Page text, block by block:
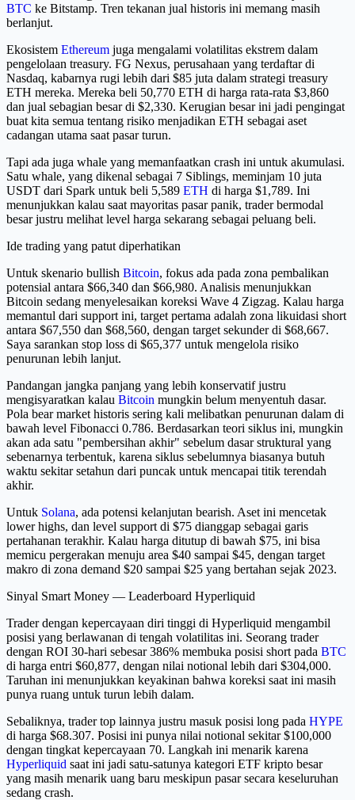
BTC ke Bitstamp. Tren tekanan jual historis ini memang masih
berlanjut.
Ekosistem Ethereum juga mengalami volatilitas ekstrem dalam
pengelolaan treasury. FG Nexus, perusahaan yang terdaftar di
Nasdaq, kabarnya rugi lebih dari $85 juta dalam strategi treasury
ETH mereka. Mereka beli 50,770 ETH di harga rata-rata $3,860
dan jual sebagian besar di $2,330. Kerugian besar ini jadi pengingat
buat kita semua tentang risiko menjadikan ETH sebagai aset
cadangan utama saat pasar turun.
Tapi ada juga whale yang memanfaatkan crash ini untuk akumulasi.
Satu whale, yang dikenal sebagai 7 Siblings, meminjam 10 juta
USDT dari Spark untuk beli 5,589 ETH di harga $1,789. Ini
menunjukkan kalau saat mayoritas pasar panik, trader bermodal
besar justru melihat level harga sekarang sebagai peluang beli.
Ide trading yang patut diperhatikan
Untuk skenario bullish Bitcoin, fokus ada pada zona pembalikan
potensial antara $66,340 dan $66,980. Analisis menunjukkan
Bitcoin sedang menyelesaikan koreksi Wave 4 Zigzag. Kalau harga
memantul dari support ini, target pertama adalah zona likuidasi short
antara $67,550 dan $68,560, dengan target sekunder di $68,667.
Saya sarankan stop loss di $65,377 untuk mengelola risiko
penurunan lebih lanjut.
Pandangan jangka panjang yang lebih konservatif justru
mengisyaratkan kalau Bitcoin mungkin belum menyentuh dasar.
Pola bear market historis sering kali melibatkan penurunan dalam di
bawah level Fibonacci 0.786. Berdasarkan teori siklus ini, mungkin
akan ada satu "pembersihan akhir" sebelum dasar struktural yang
sebenarnya terbentuk, karena siklus sebelumnya biasanya butuh
waktu sekitar setahun dari puncak untuk mencapai titik terendah
akhir.
Untuk Solana, ada potensi kelanjutan bearish. Aset ini mencetak
lower highs, dan level support di $75 dianggap sebagai garis
pertahanan terakhir. Kalau harga ditutup di bawah $75, ini bisa
memicu pergerakan menuju area $40 sampai $45, dengan target
makro di zona demand $20 sampai $25 yang bertahan sejak 2023.
Sinyal Smart Money — Leaderboard Hyperliquid
Trader dengan kepercayaan diri tinggi di Hyperliquid mengambil
posisi yang berlawanan di tengah volatilitas ini. Seorang trader
dengan ROI 30-hari sebesar 386% membuka posisi short pada BTC
di harga entri $60,877, dengan nilai notional lebih dari $304,000.
Taruhan ini menunjukkan keyakinan bahwa koreksi saat ini masih
punya ruang untuk turun lebih dalam.
Sebaliknya, trader top lainnya justru masuk posisi long pada HYPE
di harga $68.307. Posisi ini punya nilai notional sekitar $100,000
dengan tingkat kepercayaan 70. Langkah ini menarik karena
Hyperliquid saat ini jadi satu-satunya kategori ETF kripto besar
yang masih menarik uang baru meskipun pasar secara keseluruhan
sedang crash.